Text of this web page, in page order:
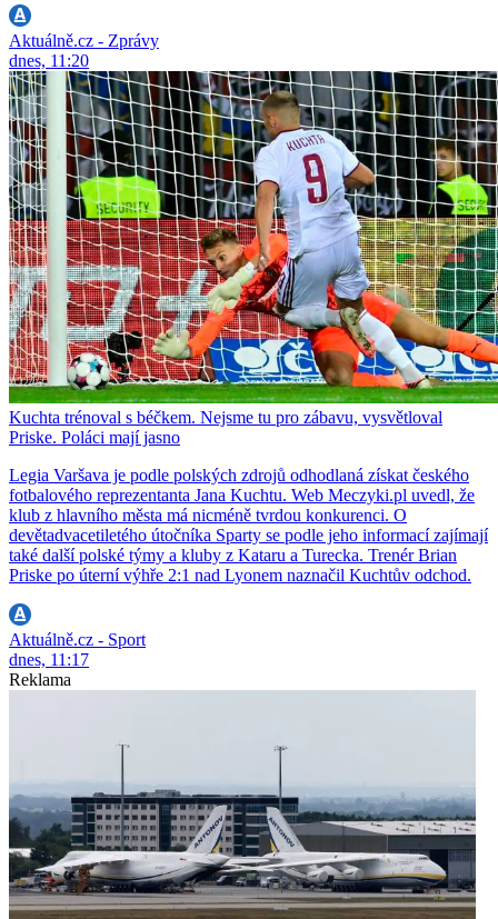
Aktuálně.cz - Zprávy
dnes, 11:20
Kuchta trénoval s béčkem. Nejsme tu pro zábavu, vysvětloval
Priske. Poláci mají jasno
Legia Varšava je podle polských zdrojů odhodlaná získat českého
fotbalového reprezentanta Jana Kuchtu. Web Meczyki.pl uvedl, že
klub z hlavního města má nicméně tvrdou konkurenci. O
devětadvacetiletého útočníka Sparty se podle jeho informací zajímají
také další polské týmy a kluby z Kataru a Turecka. Trenér Brian
Priske po úterní výhře 2:1 nad Lyonem naznačil Kuchtův odchod.
Aktuálně.cz - Sport
dnes, 11:17
Reklama